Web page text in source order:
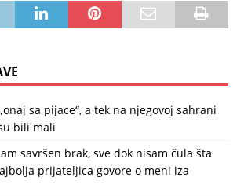
sa pijace“, a tek na njegovoj sahrani
bili mali
savršen brak, sve dok nisam čula šta
prijateljica govore o meni iza